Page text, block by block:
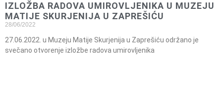
IZLOŽBA RADOVA UMIROVLJENIKA U MUZEJU
MATIJE SKURJENIJA U ZAPREŠIĆU
28/06/2022
27.06.2022. u Muzeju Matije Skurjenija u Zaprešiću održano je
svečano otvorenje izložbe radova umirovljenika